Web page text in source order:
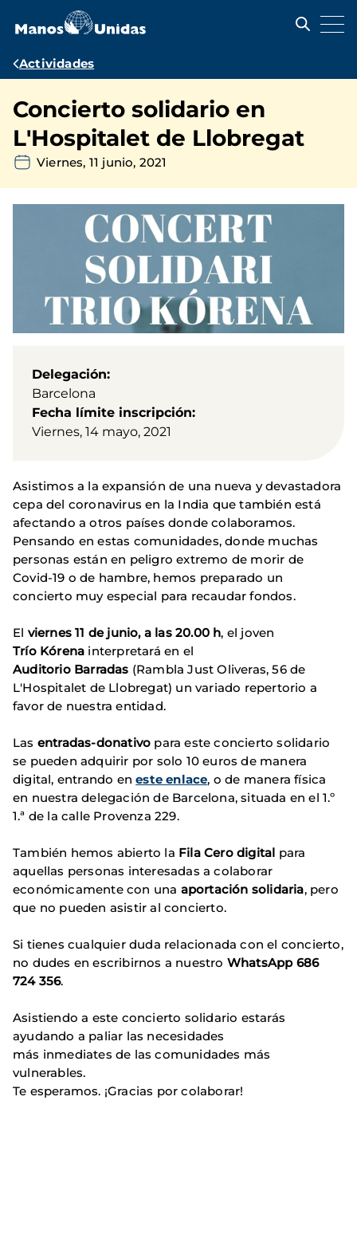
contenido
Ruta
navegación
Actividades
Concierto solidario en
L'Hospitalet de Llobregat
Viernes, 11 junio, 2021
Delegación
Barcelona
Fecha límite inscripción
Viernes, 14 mayo, 2021
Asistimos a la expansión de una nueva y devastadora
cepa del coronavirus en la India que también está
afectando a otros países donde colaboramos.
Pensando en estas comunidades, donde muchas
personas están en peligro extremo de morir de
Covid-19 o de hambre, hemos preparado un
concierto muy especial para recaudar fondos.
El viernes 11 de junio, a las 20.00 h, el joven
Trío Kórena interpretará en el
Auditorio Barradas (Rambla Just Oliveras, 56 de
L'Hospitalet de Llobregat) un variado repertorio a
favor de nuestra entidad.
Las entradas-donativo para este concierto solidario
se pueden adquirir por solo 10 euros de manera
digital, entrando eneste enlace, o de manera física
en nuestra delegación de Barcelona, situada en el 1.º
1.ª de la calle Provenza 229.
También hemos abierto la Fila Cero digital para
aquellas personas interesadas a colaborar
económicamente con una aportación solidaria, pero
que no pueden asistir al concierto.
Si tienes cualquier duda relacionada con el concierto,
no dudes en escribirnos a nuestro WhatsApp 686
724 356.
Asistiendo a este concierto solidario estarás
ayudando a paliar las necesidades
más inmediates de las comunidades más
vulnerables.
Te esperamos. ¡Gracias por colaborar!